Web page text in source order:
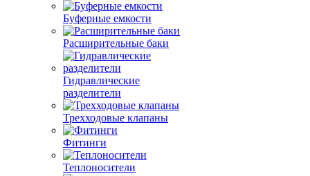
Буферные емкости
Расширительные баки
Гидравлические
разделители
Трехходовые клапаны
Фитинги
Теплоносители